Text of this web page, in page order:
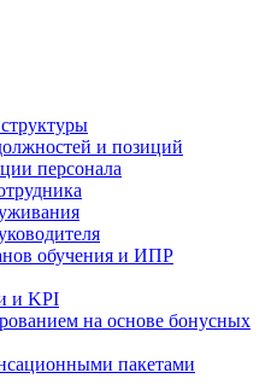
и позиций
персонала
обучения и ИПР
и KPI
на основе бонусных
пакетами